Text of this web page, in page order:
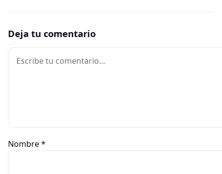
Deja tu comentario
Comentario
Nombre*